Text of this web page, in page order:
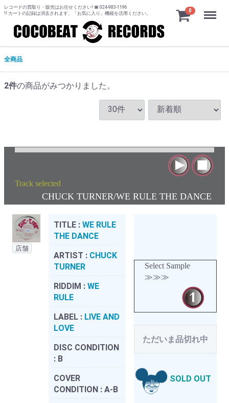
レコードの買取り・販売はお任せください! ☎ 024-983-1196
!! カートの記録は消去されます、「お気に入り」機能を活用ください。
0 Menu
全商品
2件の商品がみつかりました。
Track selected :
CHUCK TURNER/WE RULE THE DANCE
店舗
TITLE : WE RULE
THE DANCE
ARTIST : CHUCK
TURNER
RIDDIM : WE
RULE
LABEL : LIVE AND
LOVE
DISC CONDITION
: B
COVER
CONDITION : A-B
Select Sample
≫≫≫
ただいま品切れ中
SOLD OUT